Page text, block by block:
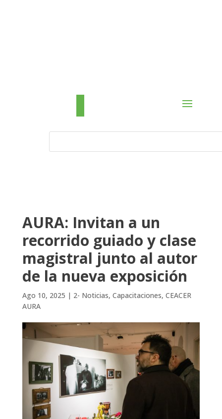
AURA: Invitan a un
recorrido guiado y clase
magistral junto al autor
de la nueva exposición
Ago 10, 2025 | 2- Noticias, Capacitaciones, CEACER
AURA